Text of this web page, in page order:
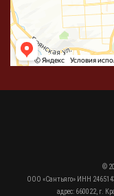
©
ООО «Сантьяго» ИНН
адрес: 660022, г.